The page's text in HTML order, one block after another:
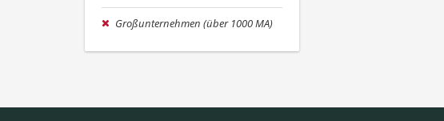
Großunternehmen (über 1000 MA)